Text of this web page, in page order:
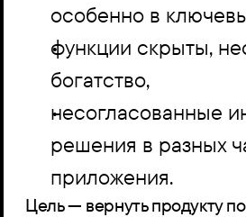
особенно в
функции скрыты,
богатство,
несогласованные
решения в разных
приложения.
Цель — вернуть продукту